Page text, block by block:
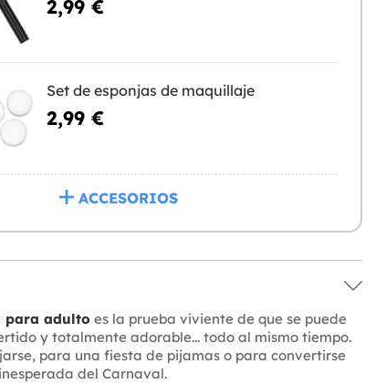
2,99 €
Set de esponjas de maquillaje
2,99 €
ACCESORIOS
para adulto es la prueba viviente de que se puede
y totalmente adorable... todo al mismo tiempo.
para una fiesta de pijamas o para convertirse
del Carnaval.